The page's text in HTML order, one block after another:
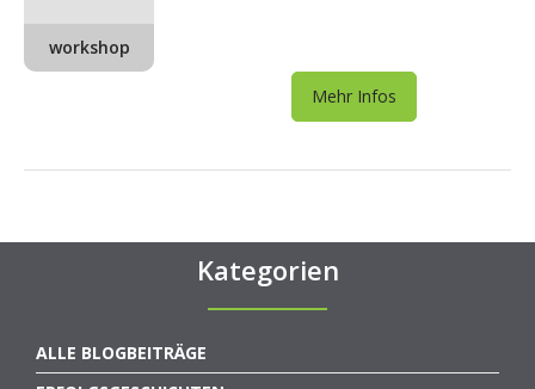
workshop
Mehr Infos
Kategorien
ALLE BLOGBEITRÄGE